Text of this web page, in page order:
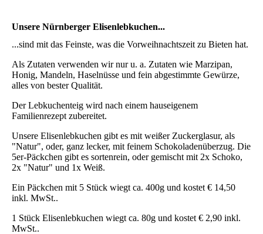
Unsere Nürnberger Elisenlebkuchen...
...sind mit das Feinste, was die Vorweihnachtszeit zu Bieten hat.
Als Zutaten verwenden wir nur u. a. Zutaten wie Marzipan,
Honig, Mandeln, Haselnüsse und fein abgestimmte Gewürze,
alles von bester Qualität.
Der Lebkuchenteig wird nach einem hauseigenem
Familienrezept zubereitet.
Unsere Elisenlebkuchen gibt es mit weißer Zuckerglasur, als
"Natur", oder, ganz lecker, mit feinem Schokoladenüberzug. Die
5er-Päckchen gibt es sortenrein, oder gemischt mit 2x Schoko,
2x "Natur" und 1x Weiß.
Ein Päckchen mit 5 Stück wiegt ca. 400g und kostet € 14,50
inkl. MwSt..
1 Stück Elisenlebkuchen wiegt ca. 80g und kostet € 2,90 inkl.
MwSt..